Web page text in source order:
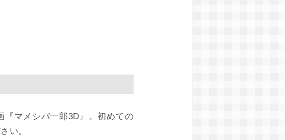
マメシバ一郎3D』。初めての
い。